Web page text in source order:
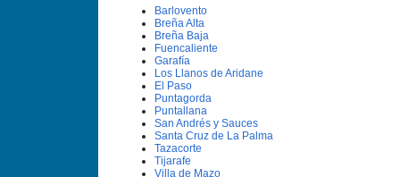
Barlovento
Breña Alta
Breña Baja
Fuencaliente
Garafí­a
Los Llanos de Aridane
El Paso
Puntagorda
Puntallana
San Andrés y Sauces
Santa Cruz de La Palma
Tazacorte
Tijarafe
Villa de Mazo